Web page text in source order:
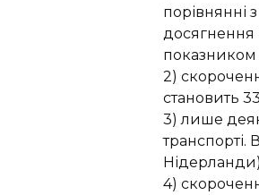
порівнянні
досягнення
показником
2)
становить
3) лише
транспорті.
Нідерланди)
4)